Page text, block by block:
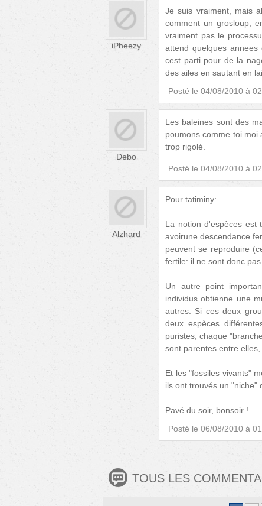
iPheezy
Je suis vraiment, mais
comment un grosloup,
vraiment pas le
attend quelques
cest parti pour de la
des ailes en sautant en
Posté le 04/08/2010 à
Debo
Les baleines sont des
poumons comme toi.moi
trop rigolé.
Posté le 04/08/2010 à
Alzhard
Pour tatiminy:
La notion d'espèces est
avoirune descendance
peuvent se reproduire
fertile: il ne sont donc
Un autre point
individus obtienne une
autres. Si ces deux
deux espèces
puristes, chaque
sont parentes entre
Et les "fossiles vivants"
ils ont trouvés un "niche"
Pavé du soir, bonsoir !
Posté le 06/08/2010 à
TOUS LES